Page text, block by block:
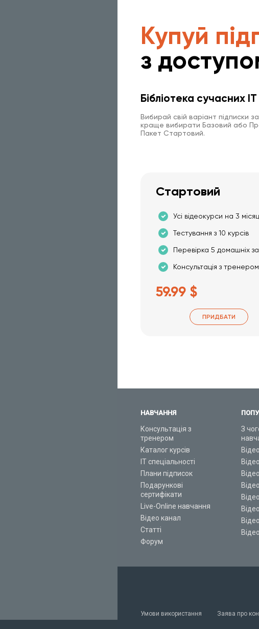
Купуй
з
Бібліотека сучасних
Вибирай свій варіант підписки
краще вибирати Базовий або
Пакет Стартовий.
Стартовий
Усі відеокурси на 3
Тестування з 10 курсів
Перевірка 5 домашніх
Консультація з
59.99 $
ПРИДБАТИ
НАВЧАННЯ
Консультація з
тренером
Каталог курсів
ІТ спеціальності
Плани підписок
Подарункові
сертифікати
Live-Online навчання
Відео канал
Статті
Форум
З
Умови використання Заява про